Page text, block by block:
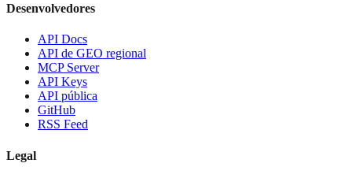
Desenvolvedores
API Docs
API de GEO regional
MCP Server
API Keys
API pública
GitHub
RSS Feed
Legal